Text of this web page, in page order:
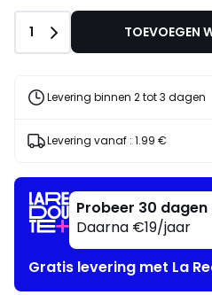
artikelen
Geniet
Aantal
1 TOEVOEGEN
Levering binnen 2 tot 3 dagen
Levering vanaf : 1.99 €
Probeer 30
Daarna €19/jaar
Gratis levering met La